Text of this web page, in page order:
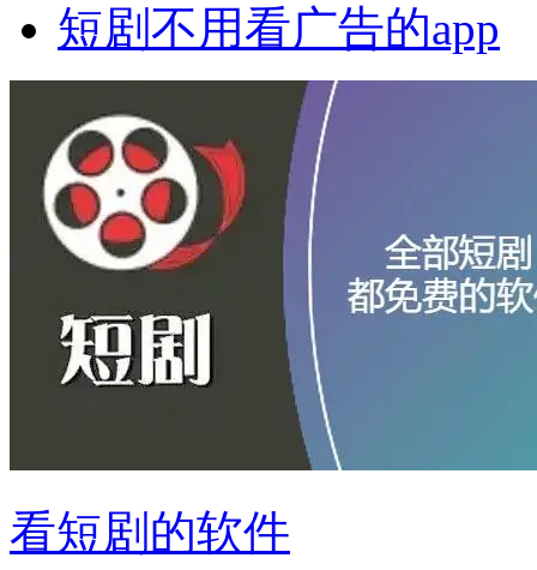
短剧不用看广告的app
看短剧的软件